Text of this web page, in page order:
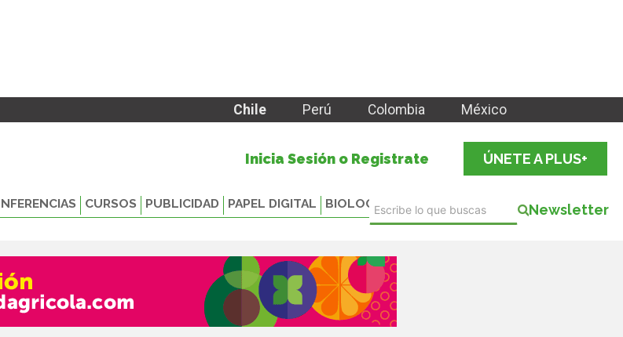
Chile Perú Colombia México
Inicia Sesión o Registrate ÚNETE A PLUS+
CURSOS PUBLICIDAD PAPEL DIGITAL BIOLOGICALS Newsletter